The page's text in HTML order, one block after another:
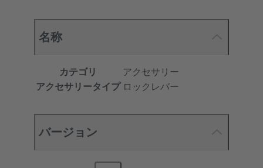
名称
カテゴリ
アクセサリー
アクセサリータイプ ロックレバー
バージョン